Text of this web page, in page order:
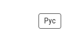
Рус